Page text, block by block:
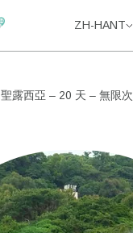
ZH-HANT
聖露西亞 – 20 天 – 無限次